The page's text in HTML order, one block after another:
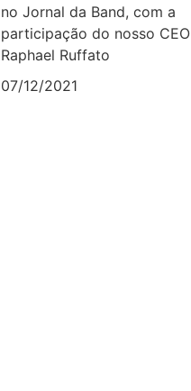
no Jornal da Band, com a
participação do nosso CEO
Raphael Ruffato
07/12/2021